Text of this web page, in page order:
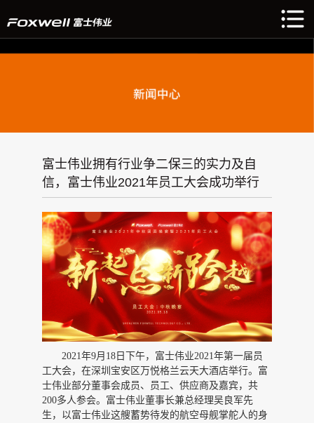
富士伟业拥有行业争二保三的实力及自
信，富士伟业2021年员工大会成功举行
2021年9月18日下午，富士伟业2021年第一届员
工大会，在深圳宝安区万悦格兰云天大酒店举行。富
士伟业部分董事会成员、员工、供应商及嘉宾，共
200多人参会。富士伟业董事长兼总经理吴良军先
生，以富士伟业这艘蓄势待发的航空母舰掌舵人的身